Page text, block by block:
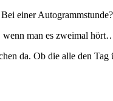
einer Autogrammstunde?
man es zweimal
da. Ob die alle den